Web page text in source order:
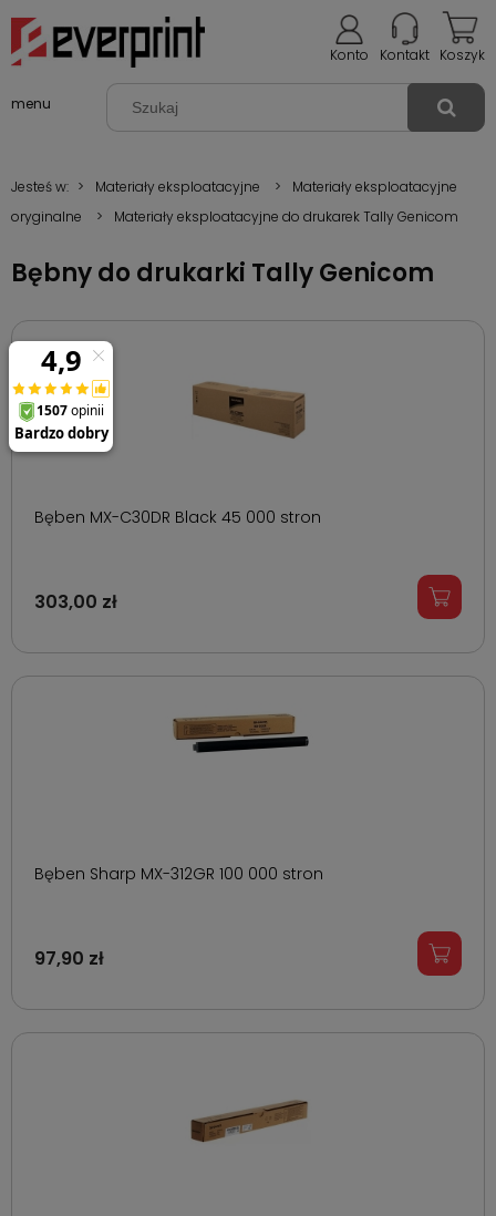
Koszyk
Kontakt
Konto
menu
Jesteś w: > Materiały eksploatacyjne >
Materiały eksploatacyjne
oryginalne
> Materiały eksploatacyjne do drukarek Tally Genicom
Bębny do drukarki Tally Genicom
Bęben MX-C30DR Black 45 000 stron
303,00 zł
Bęben Sharp MX-312GR 100 000 stron
97,90 zł